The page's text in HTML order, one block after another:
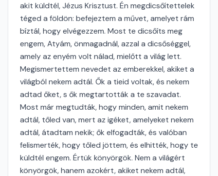
akit küldtél, Jézus Krisztust. Én megdicsőítettelek
téged a földön: befejeztem a művet, amelyet rám
bíztál, hogy elvégezzem. Most te dicsőíts meg
engem, Atyám, önmagadnál, azzal a dicsőséggel,
amely az enyém volt nálad, mielőtt a világ lett.
Megismertettem nevedet az emberekkel, akiket a
világból nekem adtál. Ők a tieid voltak, és nekem
adtad őket, s ők megtartották a te szavadat.
Most már megtudták, hogy minden, amit nekem
adtál, tőled van, mert az igéket, amelyeket nekem
adtál, átadtam nekik; ők elfogadták, és valóban
felismerték, hogy tőled jöttem, és elhitték, hogy te
küldtél engem. Értük könyörgök. Nem a világért
könyörgök, hanem azokért, akiket nekem adtál,